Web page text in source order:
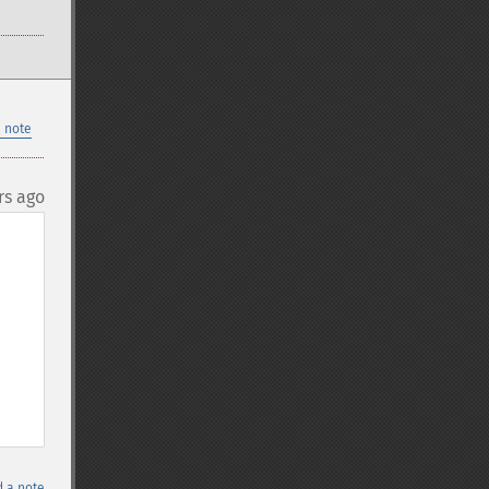
note
ago